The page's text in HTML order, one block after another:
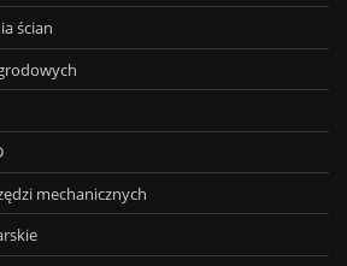
ścian
mechanicznych